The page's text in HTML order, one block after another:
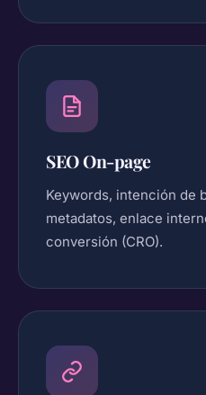
SEO On-page
Keywords, intención de
metadatos, enlace
conversión (CRO).